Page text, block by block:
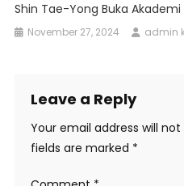
Shin Tae-Yong Buka Akademi
November 27, 2024 admin
Leave a Reply
Your email address will
fields are marked *